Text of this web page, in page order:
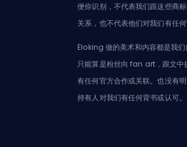
便你识别，不代表我们跟这些商
关系，也不代表他们对我们有任何
Eloking 做的美术和内容都是我们
只能算是粉丝向 fan art，跟文中
有任何官方合作或关联。也没有
持有人对我们有任何背书或认可。